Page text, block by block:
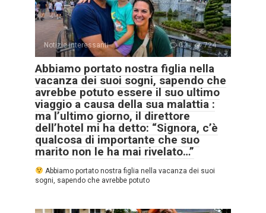
Notizie interessanti 0 724
Abbiamo portato nostra figlia nella
vacanza dei suoi sogni, sapendo che
avrebbe potuto essere il suo ultimo
viaggio a causa della sua malattia :
ma l’ultimo giorno, il direttore
dell’hotel mi ha detto: “Signora, c’è
qualcosa di importante che suo
marito non le ha mai rivelato…”
Abbiamo portato nostra figlia nella vacanza dei suoi
sogni, sapendo che avrebbe potuto